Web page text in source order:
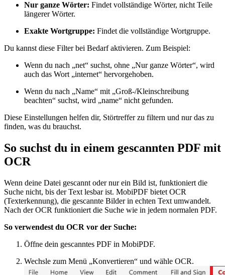
Nur ganze Wörter: Findet vollständige Wörter, nicht Teile
längerer Wörter.
Exakte Wortgruppe: Findet die vollständige Wortgruppe.
Du kannst diese Filter bei Bedarf aktivieren. Zum Beispiel:
Wenn du nach „net“ suchst, ohne „Nur ganze Wörter“, wird
auch das Wort „internet“ hervorgehoben.
Wenn du nach „Name“ mit „Groß-/Kleinschreibung
beachten“ suchst, wird „name“ nicht gefunden.
Diese Einstellungen helfen dir, Störtreffer zu filtern und nur das zu
finden, was du brauchst.
So suchst du in einem gescannten PDF mit
OCR
Wenn deine Datei gescannt oder nur ein Bild ist, funktioniert die
Suche nicht, bis der Text lesbar ist. MobiPDF bietet OCR
(Texterkennung), die gescannte Bilder in echten Text umwandelt.
Nach der OCR funktioniert die Suche wie in jedem normalen PDF.
So verwendest du OCR vor der Suche:
Öffne dein gescanntes PDF in MobiPDF.
Wechsle zum Menü „Konvertieren“ und wähle OCR.